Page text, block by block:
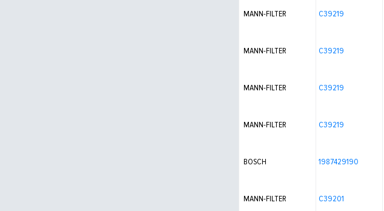
MANN-FILTER C39219
MANN-FILTER C39219
MANN-FILTER C39219
MANN-FILTER C39219
BOSCH 1987429190
MANN-FILTER C39201